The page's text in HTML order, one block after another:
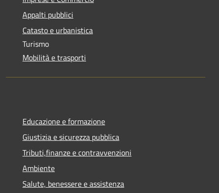
Appalti pubblici
Catasto e urbanistica
Turismo
Mobilità e trasporti
Educazione e formazione
Giustizia e sicurezza pubblica
Tributi,finanze e contravvenzioni
Ambiente
Salute, benessere e assistenza